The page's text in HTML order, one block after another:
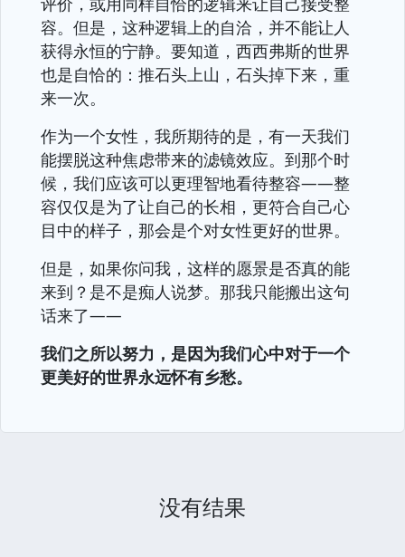
容。但是，这种逻辑上的自洽，并不能让人
获得永恒的宁静。要知道，西西弗斯的世界
也是自恰的：推石头上山，石头掉下来，重
来一次。
作为一个女性，我所期待的是，有一天我们
能摆脱这种焦虑带来的滤镜效应。到那个时
候，我们应该可以更理智地看待整容——整
容仅仅是为了让自己的长相，更符合自己心
目中的样子，那会是个对女性更好的世界。
但是，如果你问我，这样的愿景是否真的能
来到？是不是痴人说梦。那我只能搬出这句
话来了——
我们之所以努力，是因为我们心中对于一个
更美好的世界永远怀有乡愁。
没有结果